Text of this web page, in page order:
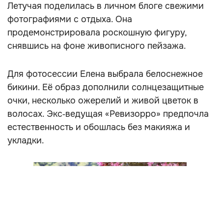
Летучая поделилась в личном блоге свежими
фотографиями с отдыха. Она
продемонстрировала роскошную фигуру,
снявшись на фоне живописного пейзажа.
Для фотосессии Елена выбрала белоснежное
бикини. Её образ дополнили солнцезащитные
очки, несколько ожерелий и живой цветок в
волосах. Экс‑ведущая «Ревизорро» предпочла
естественность и обошлась без макияжа и
укладки.